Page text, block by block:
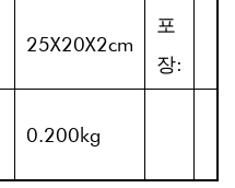
25X20X2cm
포
장:
0.200kg